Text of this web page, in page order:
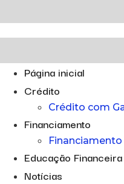
para
o
Página inicial
Crédito
Crédito com
Financiamento
Educação Financeira
Notícias